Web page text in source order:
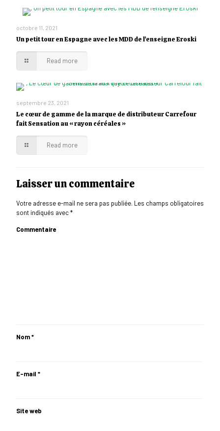
octobre 11, 2021
Un petit tour en Espagne avec les MDD de l’enseigne Eroski
Read more
septembre 23, 2021
Le cœur de gamme de la marque de distributeur Carrefour
fait Sensation au « rayon céréales »
Read more
Laisser un commentaire
Votre adresse e-mail ne sera pas publiée. Les champs obligatoires
sont indiqués avec*
Commentaire
Nom*
E-mail *
Site web